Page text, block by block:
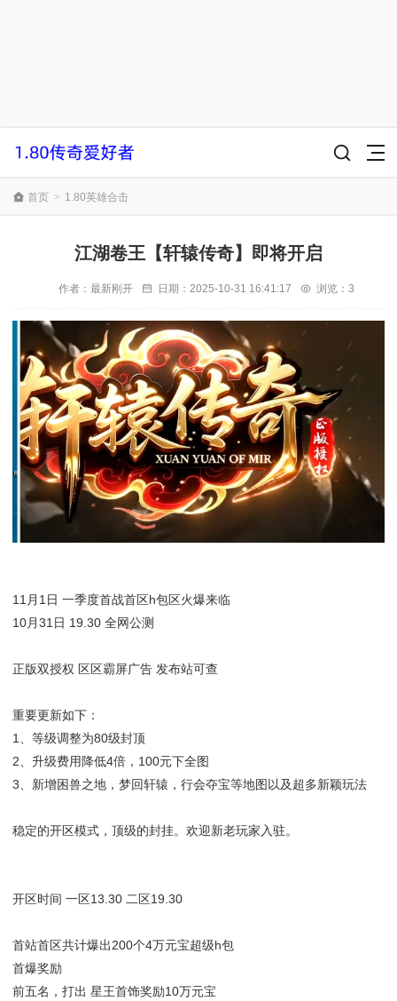
首页 > 1.80英雄合击
江湖卷王【轩辕传奇】即将开启
作者： 最新刚开 日期： 2025-10-31 16:41:17 浏览：3
11月1日 一季度首战首区h包区火爆来临
10月31日 19.30 全网公测
正版双授权 区区霸屏广告 发布站可查
重要更新如下：
1、等级调整为80级封顶
2、升级费用降低4倍，100元下全图
3、新增困兽之地，梦回轩辕，行会夺宝等地图以及超多新颖玩法
稳定的开区模式，顶级的封挂。欢迎新老玩家入驻。
开区时间 一区13.30 二区19.30
首站首区共计爆出200个4万元宝超级h包
首爆奖励
前五名，打出 星王首饰奖励10万元宝